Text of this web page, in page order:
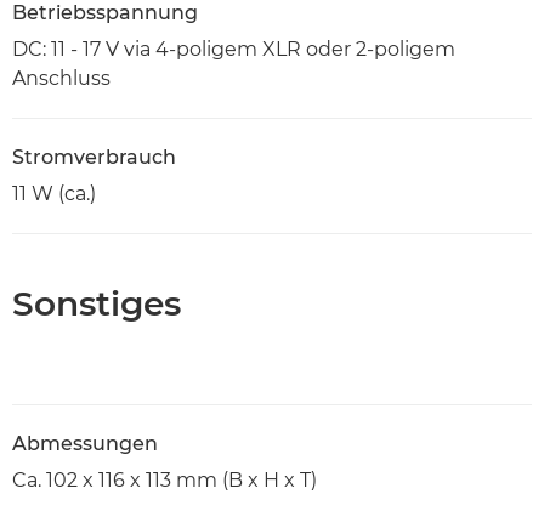
Betriebsspannung
DC: 11 - 17 V via 4-poligem XLR oder 2-poligem
Anschluss
Stromverbrauch
11 W (ca.)
Sonstiges
Abmessungen
Ca. 102 x 116 x 113 mm (B x H x T)